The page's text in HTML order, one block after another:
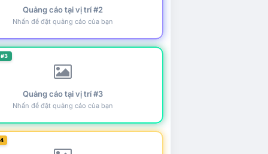
Quảng cáo tại vị trí #2
Nhấn để đặt quảng cáo của bạn
Quảng cáo tại vị trí #3
Nhấn để đặt quảng cáo của bạn